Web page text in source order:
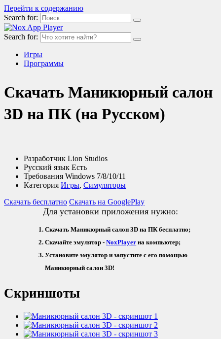
Перейти к содержанию
Search for:
Search for:
Игры
Программы
Скачать Маникюрный салон
3D на ПК (на Русском)
Разработчик Lion Studios
Русский язык Есть
Требования Windows 7/8/10/11
Категория Игры, Симуляторы
Скачать бесплатно Скачать на GooglePlay
Для установки приложения нужно:
Скачать Маникюрный салон 3D на ПК бесплатно;
Скачайте эмулятор -NoxPlayer на компьютер;
Установите эмулятор и запустите с его помощью
Маникюрный салон 3D!
Скриншоты